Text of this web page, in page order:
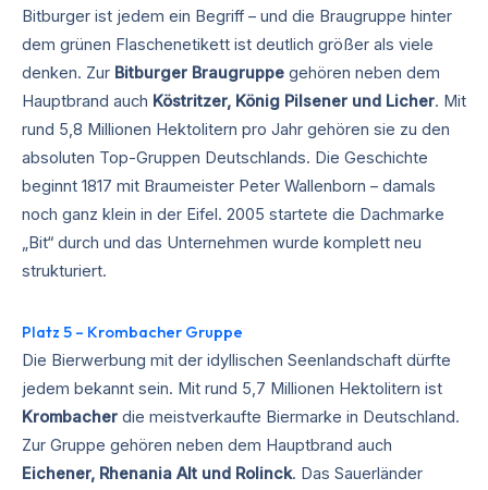
Bitburger ist jedem ein Begriff – und die Braugruppe hinter
dem grünen Flaschenetikett ist deutlich größer als viele
denken. Zur Bitburger Braugruppe gehören neben dem
Hauptbrand auch Köstritzer, König Pilsener und Licher. Mit
rund 5,8 Millionen Hektolitern pro Jahr gehören sie zu den
absoluten Top-Gruppen Deutschlands. Die Geschichte
beginnt 1817 mit Braumeister Peter Wallenborn – damals
noch ganz klein in der Eifel. 2005 startete die Dachmarke
„Bit“ durch und das Unternehmen wurde komplett neu
strukturiert.
Platz 5 – Krombacher Gruppe
Die Bierwerbung mit der idyllischen Seenlandschaft dürfte
jedem bekannt sein. Mit rund 5,7 Millionen Hektolitern ist
Krombacher die meistverkaufte Biermarke in Deutschland.
Zur Gruppe gehören neben dem Hauptbrand auch
Eichener, Rhenania Alt und Rolinck. Das Sauerländer